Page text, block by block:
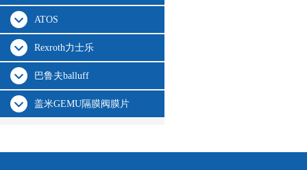
ATOS
Rexroth力士乐
巴鲁夫balluff
盖米GEMU隔膜阀膜片